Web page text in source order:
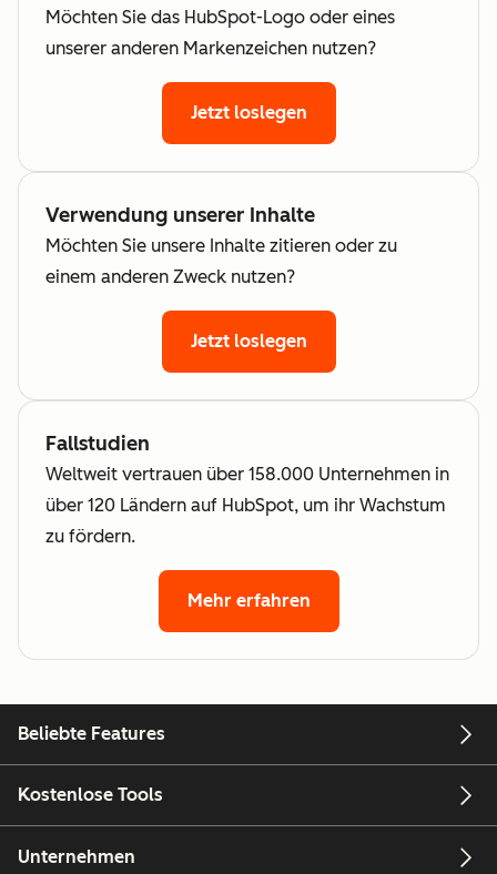
Möchten Sie das HubSpot-Logo oder eines
unserer anderen Markenzeichen nutzen?
Jetzt loslegen
Verwendung unserer Inhalte
Möchten Sie unsere Inhalte zitieren oder zu
einem anderen Zweck nutzen?
Jetzt loslegen
Fallstudien
Weltweit vertrauen über 158.000 Unternehmen in
über 120 Ländern auf HubSpot, um ihr Wachstum
zu fördern.
Mehr erfahren
Beliebte Features
Kostenlose Tools
Unternehmen